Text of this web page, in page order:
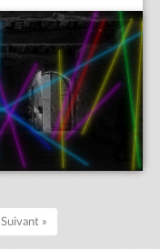
Suivant »